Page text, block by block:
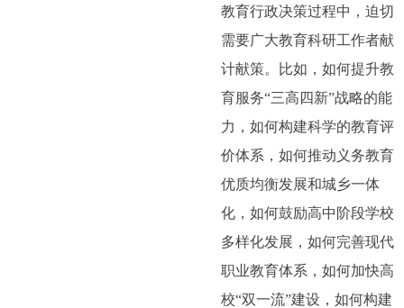
教育行政决策过程中，迫切
需要广大教育科研工作者献
计献策。比如，如何提升教
育服务“三高四新”战略的能
力，如何构建科学的教育评
价体系，如何推动义务教育
优质均衡发展和城乡一体
化，如何鼓励高中阶段学校
多样化发展，如何完善现代
职业教育体系，如何加快高
校“双一流”建设，如何构建